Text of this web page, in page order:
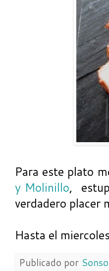
Para este plato
y Molinillo,
verdadero placer
Hasta el
Publicado por